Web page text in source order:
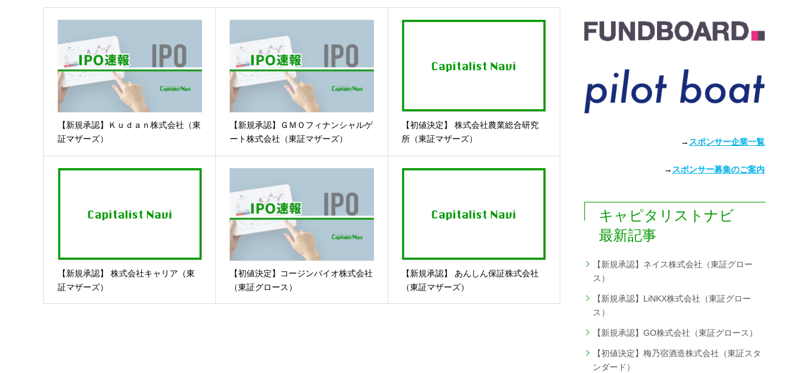
【新規承認】Ｋｕｄａｎ株式会社（東
証マザーズ）
【新規承認】ＧＭＯフィナンシャルゲ
ート株式会社（東証マザーズ）
【初値決定】 株式会社農業総合研究
所（東証マザーズ）
【新規承認】 株式会社キャリア（東
証マザーズ）
【初値決定】コージンバイオ株式会社
（東証グロース）
【新規承認】 あんしん保証株式会社
（東証マザーズ）
→ スポンサー企業一覧
→ スポンサー募集のご案内
キャピタリストナビ
最新記事
【新規承認】ネイス株式会社（東証グロー
ス）
【新規承認】LiNKX株式会社（東証グロー
ス）
【新規承認】GO株式会社（東証グロース）
【初値決定】梅乃宿酒造株式会社（東証スタ
ンダード）